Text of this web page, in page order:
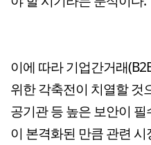
이에 따라 기업간거래
위한 각축전이 치열할 것
공기관 등 높은 보안이
이 본격화된 만큼 관련